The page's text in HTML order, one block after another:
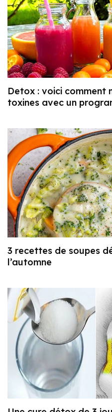
Detox : voici comment
toxines avec un
3 recettes de soupes
l’automne